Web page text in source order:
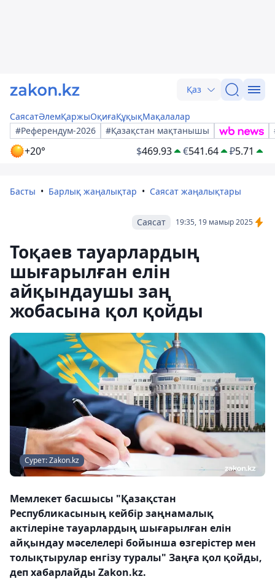
Қаз
СаясатӘлемҚаржыОқиғаҚұқықМақалалар
#Референдум-2026
#Қазақстан мақтанышы
+20° $469.93 €541.64 ₽5.71
Басты Барлық жаңалықтар Саясат жаңалықтары
19:35, 19 мамыр 2025
Саясат
Тоқаев тауарлардың
шығарылған елін
айқындаушы заң
жобасына қол қойды
Сурет: Zakon.kz
Мемлекет басшысы "Қазақстан
Республикасының кейбір заңнамалық
актілеріне тауарлардың шығарылған елін
айқындау мәселелері бойынша өзгерістер мен
толықтырулар енгізу туралы" Заңға қол қойды,
деп хабарлайды Zakon.kz.